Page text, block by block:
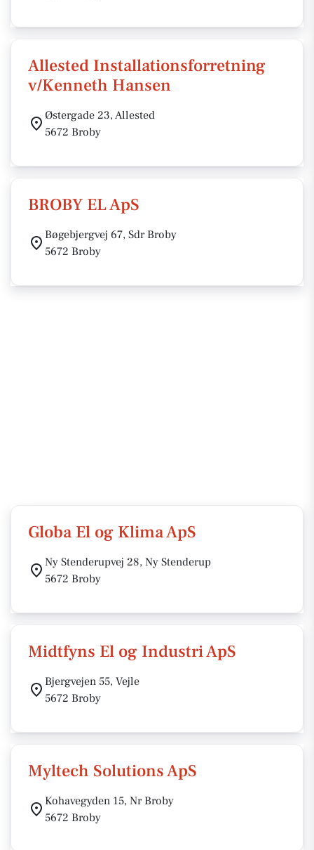
Allested Installationsforretning
v/Kenneth Hansen
Østergade 23, Allested
5672 Broby
BROBY EL ApS
Bøgebjergvej 67, Sdr Broby
5672 Broby
Globa El og Klima ApS
Ny Stenderupvej 28, Ny Stenderup
5672 Broby
Midtfyns El og Industri ApS
Bjergvejen 55, Vejle
5672 Broby
Myltech Solutions ApS
Kohavegyden 15, Nr Broby
5672 Broby